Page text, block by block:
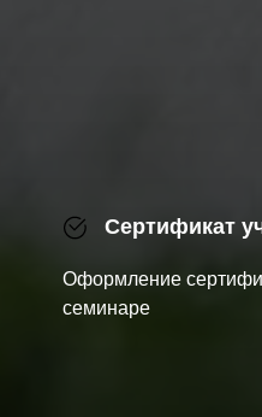
Сертификат
Оформление
семинаре